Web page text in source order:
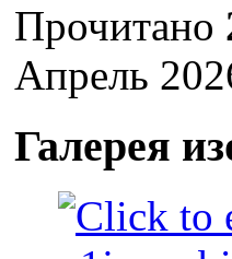
Прочитано
Апрель
Галерея